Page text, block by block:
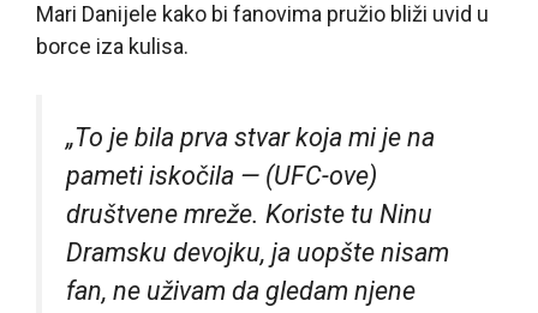
Mari Danijele kako bi fanovima pružio bliži uvid u
borce iza kulisa.
„To je bila prva stvar koja mi je na
pameti iskočila — (UFC-ove)
društvene mreže. Koriste tu Ninu
Dramsku devojku, ja uopšte nisam
fan, ne uživam da gledam njene